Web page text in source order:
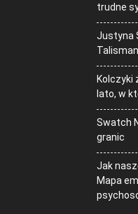
trudne
Justyna
Talisman
Kolczyki
lato, w
Swatch
granic
Jak
Mapa